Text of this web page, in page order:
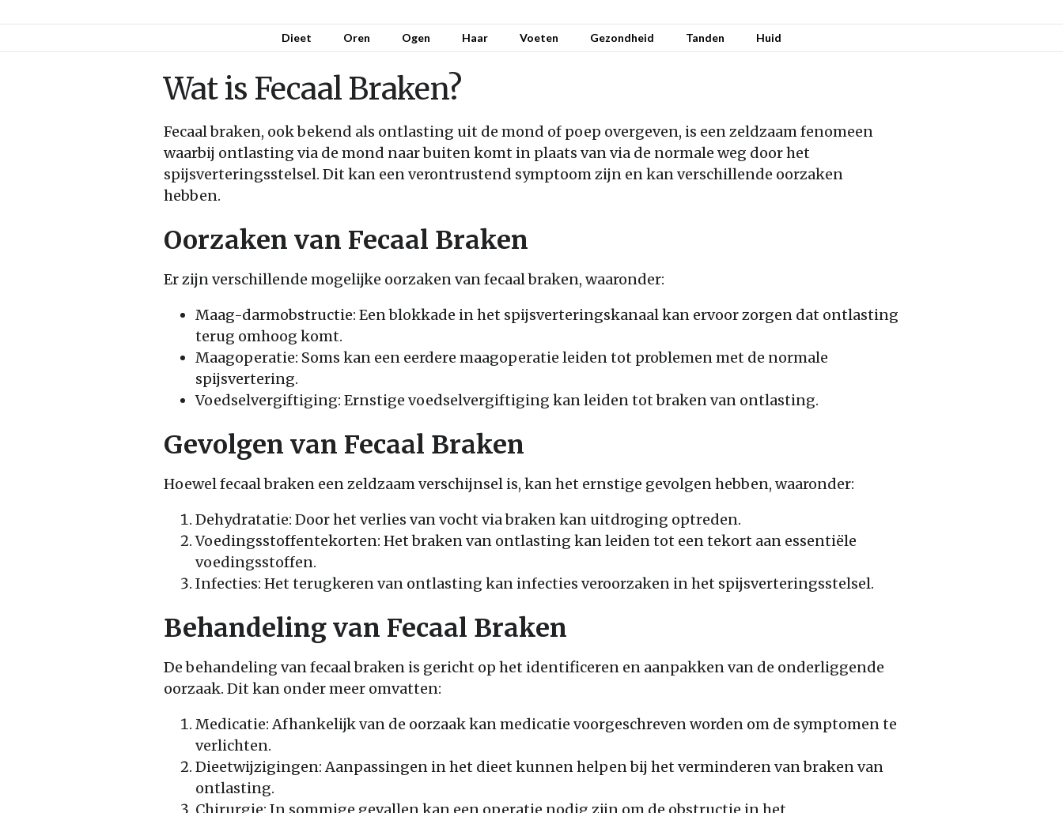
Dieet Oren Ogen Haar Voeten Gezondheid Tanden Huid
Wat is Fecaal Braken?
Fecaal braken, ook bekend als ontlasting uit de mond of poep overgeven, is een zeldzaam fenomeen
waarbij ontlasting via de mond naar buiten komt in plaats van via de normale weg door het
spijsverteringsstelsel. Dit kan een verontrustend symptoom zijn en kan verschillende oorzaken
hebben.
Oorzaken van Fecaal Braken
Er zijn verschillende mogelijke oorzaken van fecaal braken, waaronder:
Maag-darmobstructie: Een blokkade in het spijsverteringskanaal kan ervoor zorgen dat ontlasting
terug omhoog komt.
Maagoperatie: Soms kan een eerdere maagoperatie leiden tot problemen met de normale
spijsvertering.
Voedselvergiftiging: Ernstige voedselvergiftiging kan leiden tot braken van ontlasting.
Gevolgen van Fecaal Braken
Hoewel fecaal braken een zeldzaam verschijnsel is, kan het ernstige gevolgen hebben, waaronder:
Dehydratatie: Door het verlies van vocht via braken kan uitdroging optreden.
Voedingsstoffentekorten: Het braken van ontlasting kan leiden tot een tekort aan essentiële
voedingsstoffen.
Infecties: Het terugkeren van ontlasting kan infecties veroorzaken in het spijsverteringsstelsel.
Behandeling van Fecaal Braken
De behandeling van fecaal braken is gericht op het identificeren en aanpakken van de onderliggende
oorzaak. Dit kan onder meer omvatten:
Medicatie: Afhankelijk van de oorzaak kan medicatie voorgeschreven worden om de symptomen te
verlichten.
Dieetwijzigingen: Aanpassingen in het dieet kunnen helpen bij het verminderen van braken van
ontlasting.